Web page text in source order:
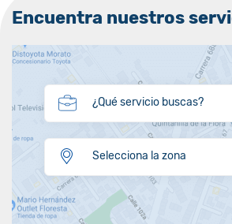
Encuentra nuestros
¿Qué servicio buscas?
Selecciona la zona